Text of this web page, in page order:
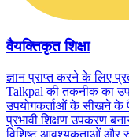
वैयक्तिकृत शिक्षा
ज्ञान प्राप्त करने के लिए
Talkpal की तकनीक का
उपयोगकर्ताओं के सीखने के
प्रभावी शिक्षण उपकरण
विशिष्ट आवश्यकताओं और